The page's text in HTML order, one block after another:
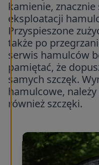
kamienie,
eksploatacji
Przyspieszone
także po
serwis hamulców
pamiętać, że
samych szczęk.
hamulcowe,
również szczęki.